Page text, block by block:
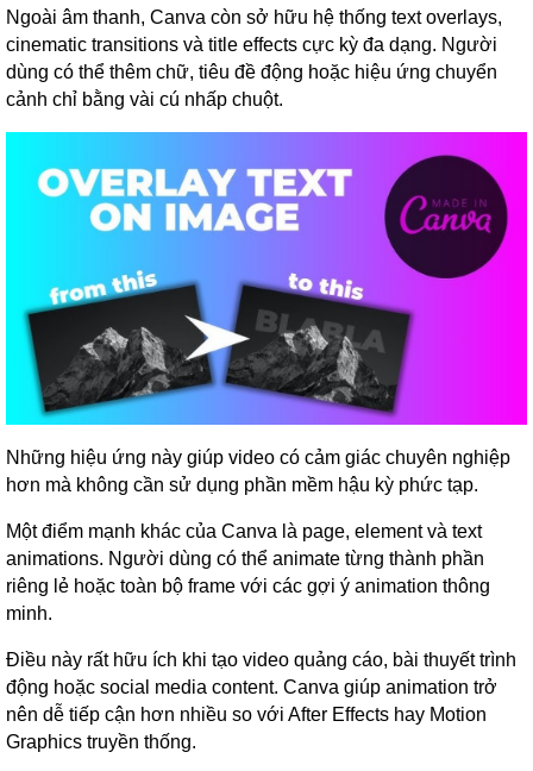
Ngoài âm thanh, Canva còn sở hữu hệ thống text overlays,
cinematic transitions và title effects cực kỳ đa dạng. Người
dùng có thể thêm chữ, tiêu đề động hoặc hiệu ứng chuyển
cảnh chỉ bằng vài cú nhấp chuột.
Những hiệu ứng này giúp video có cảm giác chuyên nghiệp
hơn mà không cần sử dụng phần mềm hậu kỳ phức tạp.
Một điểm mạnh khác của Canva là page, element và text
animations. Người dùng có thể animate từng thành phần
riêng lẻ hoặc toàn bộ frame với các gợi ý animation thông
minh.
Điều này rất hữu ích khi tạo video quảng cáo, bài thuyết trình
động hoặc social media content. Canva giúp animation trở
nên dễ tiếp cận hơn nhiều so với After Effects hay Motion
Graphics truyền thống.